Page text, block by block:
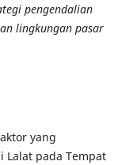
pengendalian
lingkungan pasar
yang
Lalat pada Tempat